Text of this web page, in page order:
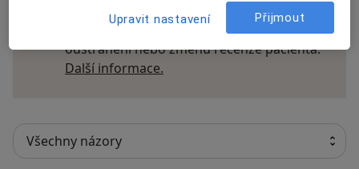
Recenze pacientů jsou pro nás důležité.
Specialisté nemají možnost zaplatit za
odstranění nebo změnu recenze pacienta.
Další informace.
Upravit nastavení Přijmout